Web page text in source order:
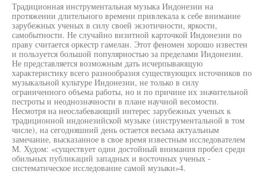
Традиционная инструментальная музыка Индонезии на
протяжении длительного времени привлекала к себе внимание
зарубежных ученых в силу своей экзотичности, яркости,
самобытности. Не случайно визитной карточкой Индонезии по
праву считается оркестр гамелан. Этот феномен хорошо известен
и пользуется большой популярностью за пределами Индонезии.
Не представляется возможным дать исчерпывающую
характеристику всего разнообразия существующих источников по
музыкальной культуре Индонезии, не только в силу
ограниченного объема работы, но и по причине их значительной
пестроты и неоднозначности в плане научной весомости.
Несмотря на неослабевающий интерес зарубежных ученых к
традиционной индонезийской музыке (инструментальной в том
числе), на сегодняшний день остается весьма актуальным
замечание, высказанное в свое время известным исследователем
М. Худом: «существует один достойный внимания пробел среди
обильных публикаций западных и восточных ученых -
систематическое исследование самой музыки»4.